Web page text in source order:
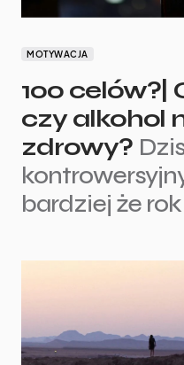
MOTYWACJA
100 celów?|
czy alkohol
zdrowy?
bardziej że